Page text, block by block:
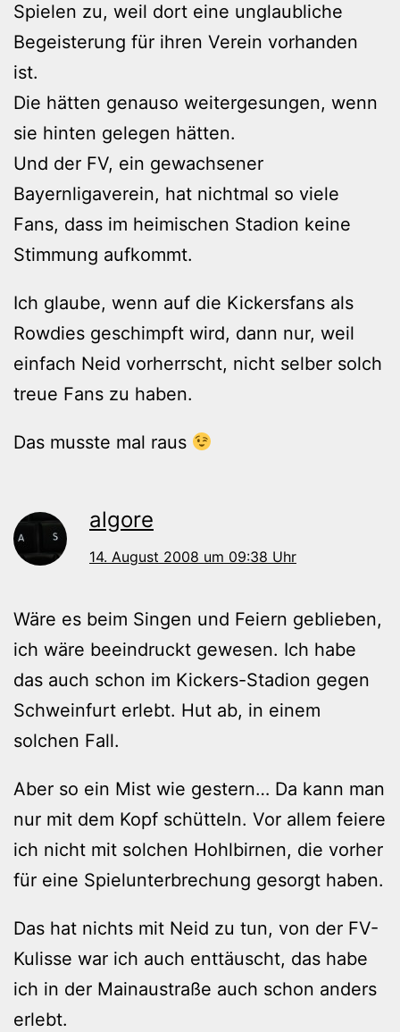
Spielen zu, weil dort eine unglaubliche
Begeisterung für ihren Verein vorhanden
ist.
Die hätten genauso weitergesungen, wenn
sie hinten gelegen hätten.
Und der FV, ein gewachsener
Bayernligaverein, hat nichtmal so viele
Fans, dass im heimischen Stadion keine
Stimmung aufkommt.
Ich glaube, wenn auf die Kickersfans als
Rowdies geschimpft wird, dann nur, weil
einfach Neid vorherrscht, nicht selber solch
treue Fans zu haben.
Das musste mal raus
algore
14. August 2008 um 09:38 Uhr
Wäre es beim Singen und Feiern geblieben,
ich wäre beeindruckt gewesen. Ich habe
das auch schon im Kickers-Stadion gegen
Schweinfurt erlebt. Hut ab, in einem
solchen Fall.
Aber so ein Mist wie gestern… Da kann man
nur mit dem Kopf schütteln. Vor allem feiere
ich nicht mit solchen Hohlbirnen, die vorher
für eine Spielunterbrechung gesorgt haben.
Das hat nichts mit Neid zu tun, von der FV-
Kulisse war ich auch enttäuscht, das habe
ich in der Mainaustraße auch schon anders
erlebt.